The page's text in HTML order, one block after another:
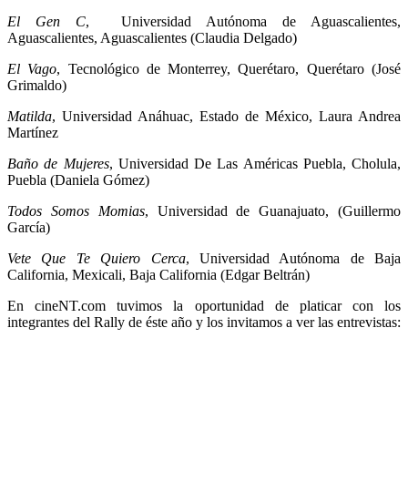
El Gen C, Universidad Autónoma de Aguascalientes,
Aguascalientes, Aguascalientes (Claudia Delgado)
El Vago, Tecnológico de Monterrey, Querétaro, Querétaro (José
Grimaldo)
Matilda, Universidad Anáhuac, Estado de México, Laura Andrea
Martínez
Baño de Mujeres, Universidad De Las Américas Puebla, Cholula,
Puebla (Daniela Gómez)
Todos Somos Momias, Universidad de Guanajuato, (Guillermo
García)
Vete Que Te Quiero Cerca, Universidad Autónoma de Baja
California, Mexicali, Baja California (Edgar Beltrán)
En cineNT.com tuvimos la oportunidad de platicar con los
integrantes del Rally de éste año y los invitamos a ver las entrevistas: